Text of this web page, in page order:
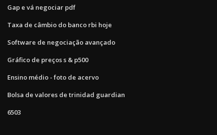
Gap e vá negociar pdf
Taxa de câmbio do banco rbi hoje
Software de negociação avançado
Gráfico de preços s & p500
Ensino médio - foto de acervo
Bolsa de valores de trinidad guardian
6503